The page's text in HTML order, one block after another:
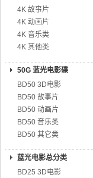
4K 故事片
4K 动画片
4K 音乐类
4K 其他类
50G 蓝光电影碟
BD50 3D电影
BD50 故事片
BD50 动画片
BD50 音乐类
BD50 其它类
蓝光电影总分类
BD25 3D电影